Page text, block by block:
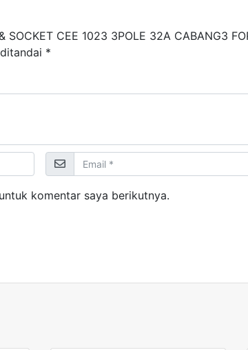
CEE 1023 3POLE 32A CABANG3
*
komentar saya berikutnya.